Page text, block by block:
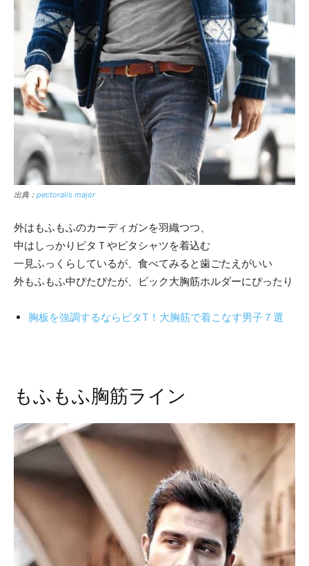
出典： pectoralis major
外はもふもふのカーディガンを羽織つつ、
中はしっかりピタＴやピタシャツを着込む
一見ふっくらしているが、食べてみると歯ごたえがいい
外もふもふ中ぴたぴたが、ビック大胸筋ホルダーにぴったり
胸板を強調するならピタT！大胸筋で着こなす男子７選
もふもふ胸筋ライン